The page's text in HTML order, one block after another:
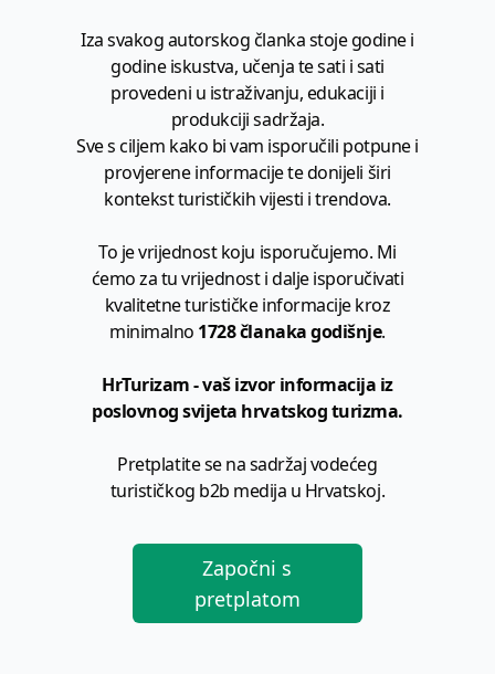
Iza svakog autorskog članka stoje godine i
godine iskustva, učenja te sati i sati
provedeni u istraživanju, edukaciji i
produkciji sadržaja.
Sve s ciljem kako bi vam isporučili potpune i
provjerene informacije te donijeli širi
kontekst turističkih vijesti i trendova.
To je vrijednost koju isporučujemo. Mi
ćemo za tu vrijednost i dalje isporučivati
kvalitetne turističke informacije kroz
minimalno 1728 članaka godišnje.
HrTurizam - vaš izvor informacija iz
poslovnog svijeta hrvatskog turizma.
Pretplatite se na sadržaj vodećeg
turističkog b2b medija u Hrvatskoj.
Započni s
pretplatom